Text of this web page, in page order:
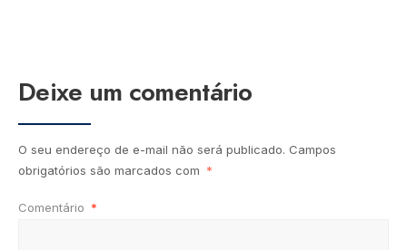
Deixe um comentário
O seu endereço de e-mail não será publicado. Campos
obrigatórios são marcados com *
Comentário *